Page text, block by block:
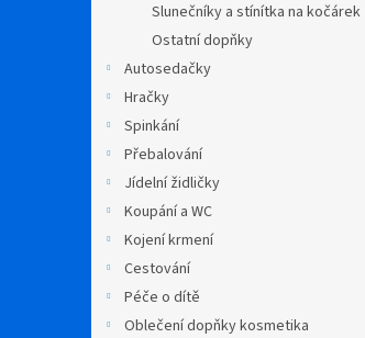
Slunečníky a stínítka na kočárek
Ostatní dopňky
Autosedačky
Hračky
Spinkání
Přebalování
Jídelní židličky
Koupání a WC
Kojení krmení
Cestování
Péče o dítě
Oblečení dopňky kosmetika